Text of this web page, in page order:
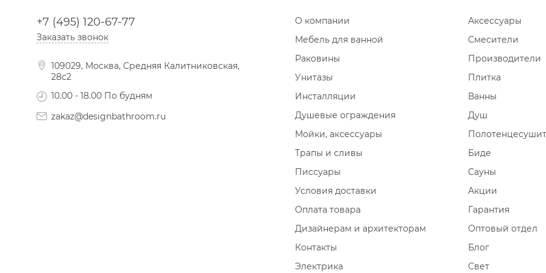
+7 (495) 120-67-77
Заказать звонок
109029, Москва, Средняя Калитниковская,
28с2
10.00 - 18.00 По будням
zakaz@designbathroom.ru
О компании
Аксессуары
Мебель для ванной
Смесители
Раковины
Производители
Унитазы
Плитка
Инсталляции
Ванны
Душевые ограждения
Душ
Мойки, аксессуары
Трапы и сливы
Биде
Писсуары
Сауны
Условия доставки
Акции
Оплата товара
Гарантия
Дизайнерам и архитекторам
Оптовый отдел
Контакты
Блог
Электрика
Свет